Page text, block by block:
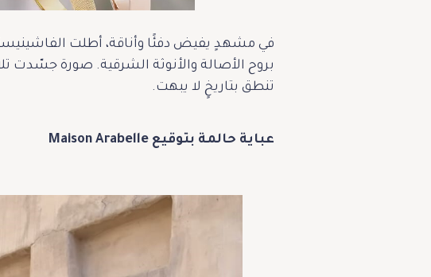
بروح الأصالة والأنوثة الشرقية. صورة جسّدت
تنطق بتاريخٍ لا يبهت.
عباية حالمة بتوقيع Maison Arabelle